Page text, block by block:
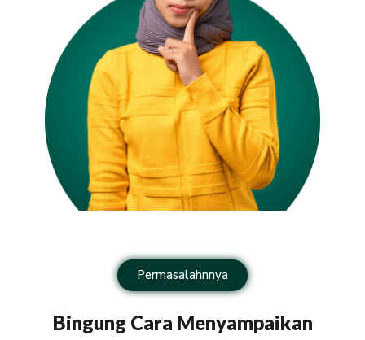
Permasalahnnya
Bingung Cara Menyampaikan